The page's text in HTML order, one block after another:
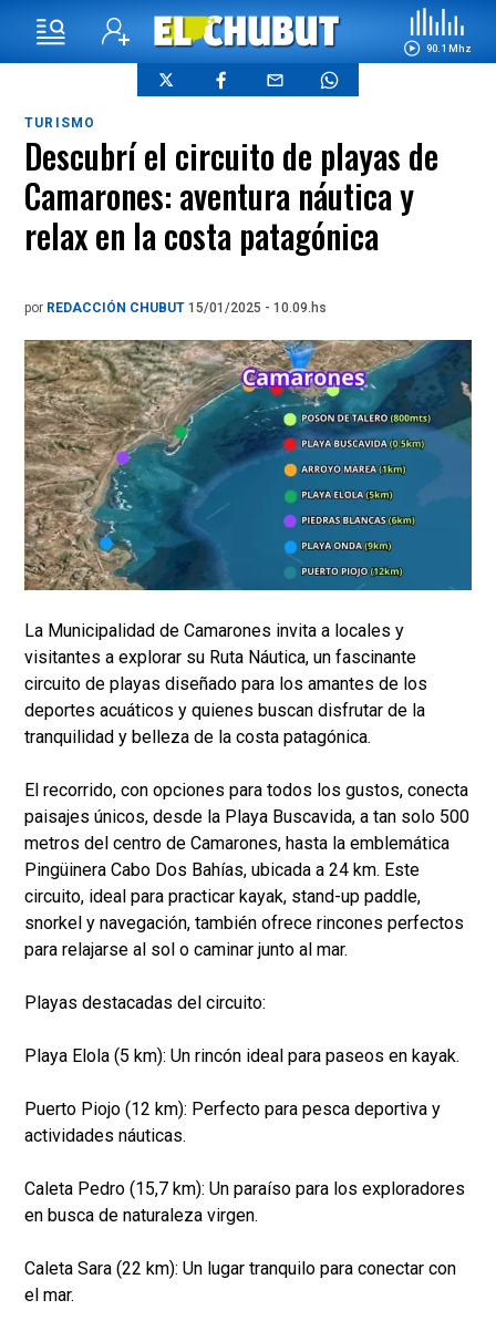
90.1 Mhz
TURISMO
Descubrí el circuito de playas de
Camarones: aventura náutica y
relax en la costa patagónica
por REDACCIÓN CHUBUT 15/01/2025 - 10.09.hs
La Municipalidad de Camarones invita a locales y
visitantes a explorar su Ruta Náutica, un fascinante
circuito de playas diseñado para los amantes de los
deportes acuáticos y quienes buscan disfrutar de la
tranquilidad y belleza de la costa patagónica.
El recorrido, con opciones para todos los gustos, conecta
paisajes únicos, desde la Playa Buscavida, a tan solo 500
metros del centro de Camarones, hasta la emblemática
Pingüinera Cabo Dos Bahías, ubicada a 24 km. Este
circuito, ideal para practicar kayak, stand-up paddle,
snorkel y navegación, también ofrece rincones perfectos
para relajarse al sol o caminar junto al mar.
Playas destacadas del circuito:
Playa Elola (5 km): Un rincón ideal para paseos en kayak.
Puerto Piojo (12 km): Perfecto para pesca deportiva y
actividades náuticas.
Caleta Pedro (15,7 km): Un paraíso para los exploradores
en busca de naturaleza virgen.
Caleta Sara (22 km): Un lugar tranquilo para conectar con
el mar.